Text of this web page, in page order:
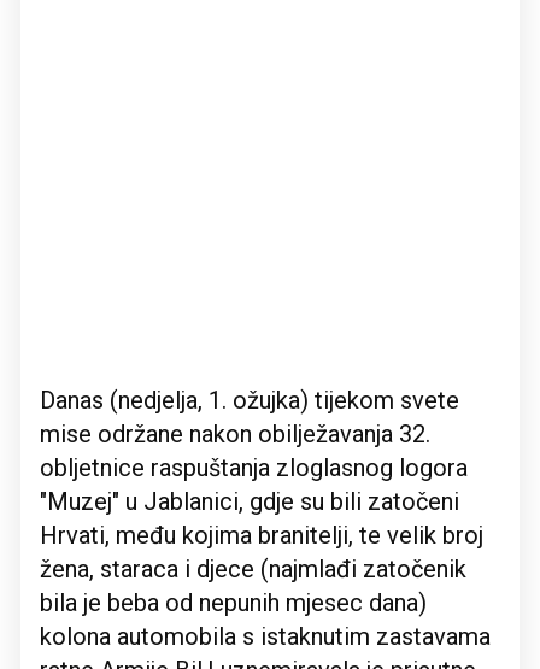
Danas (nedjelja, 1. ožujka) tijekom svete
mise održane nakon obilježavanja 32.
obljetnice raspuštanja zloglasnog logora
"Muzej" u Jablanici, gdje su bili zatočeni
Hrvati, među kojima branitelji, te velik broj
žena, staraca i djece (najmlađi zatočenik
bila je beba od nepunih mjesec dana)
kolona automobila s istaknutim zastavama